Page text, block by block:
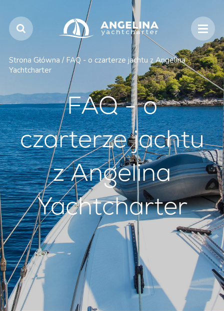
Strona Główna / FAQ - o czarterze jachtu z Angelina
Yachtcharter
FAQ - o
czarterze jachtu
z Angelina
Yachtcharter